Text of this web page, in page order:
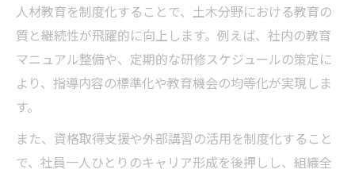
人材教育を制度化することで、土木分野における教育の
質と継続性が飛躍的に向上します。例えば、社内の教育
マニュアル整備や、定期的な研修スケジュールの策定に
より、指導内容の標準化や教育機会の均等化が実現しま
す。
また、資格取得支援や外部講習の活用を制度化すること
で、社員一人ひとりのキャリア形成を後押しし、組織全